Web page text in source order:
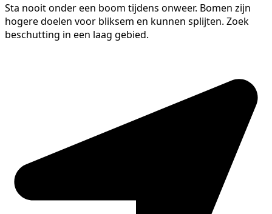
Sta nooit onder een boom tijdens onweer. Bomen zijn
hogere doelen voor bliksem en kunnen splijten. Zoek
beschutting in een laag gebied.